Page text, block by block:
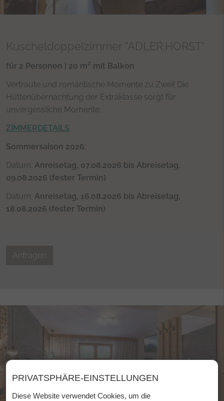
PRIVATSPHÄRE-EINSTELLUNGEN
Diese Website verwendet Cookies, um die
Kuscheldoppelzimmer "ADLER.HORST"
für 2 Personen | 20 m² mit Balkon
Vertraute und romantische Momente zu Zwei! Die
Hüttenübernachtung der Extraklasse sorgt für
unvergessliche Momente.
ZIMMERDETAILS
Sommersaison 2026:
Datum: Anreisetag, 07.08.2026 bis Abreisetag,
09.08.2026 (fester Termin)
Datum: Anreisetag, 16.08.2026 bis Abreisetag,
18.08.2026 (fester Termin)
Anfragen